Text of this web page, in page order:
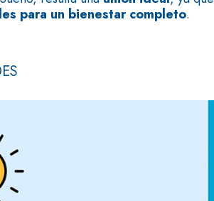
para un bienestar completo.